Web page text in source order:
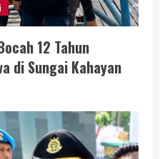
12 Tahun
di Sungai Kahayan